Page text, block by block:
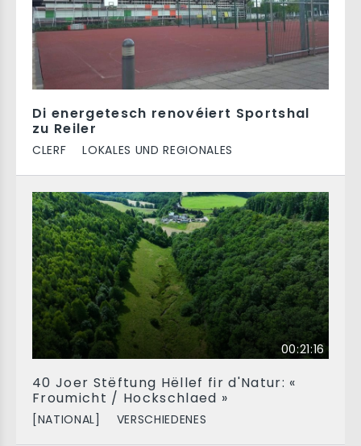
Di energetesch renovéiert Sportshal
zu Reiler
CLERF LOKALES UND REGIONALES
00:21:16
40 Joer Stëftung Hëllef fir d'Natur: «
Froumicht / Hockschlaed »
[NATIONAL] VERSCHIEDENES